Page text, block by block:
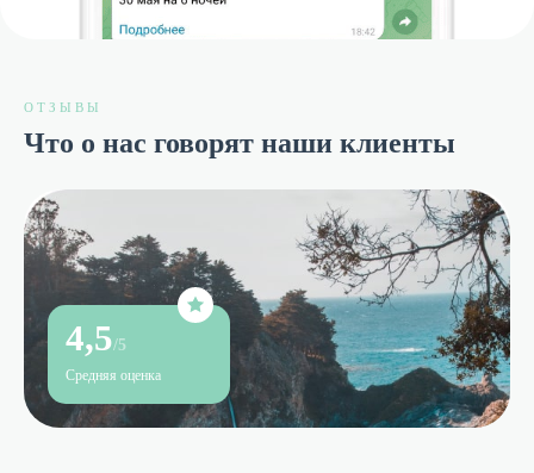
ОТЗЫВЫ
Что о нас говорят наши клиенты
4,5/5
Средняя оценка